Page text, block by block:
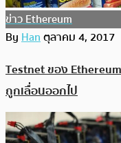
ข่าว Ethereum
ByHanตุลาคม 4, 2017
Testnet ของ
ถูกเลื่อนออกไป